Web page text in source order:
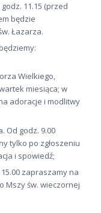
11.15 (przed
będzie
Łazarza.
Wielkiego,
miesiąca; w
adoracje i modlitwy
Od godz. 9.00
tylko po zgłoszeniu
i spowiedź;
zapraszamy na
Mszy św. wieczornej